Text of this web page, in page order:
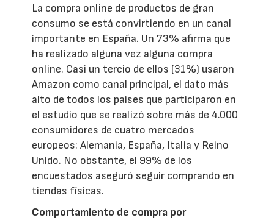
La compra online de productos de gran
consumo se está convirtiendo en un canal
importante en España. Un 73% afirma que
ha realizado alguna vez alguna compra
online. Casi un tercio de ellos (31%) usaron
Amazon como canal principal, el dato más
alto de todos los países que participaron en
el estudio que se realizó sobre más de 4.000
consumidores de cuatro mercados
europeos: Alemania, España, Italia y Reino
Unido. No obstante, el 99% de los
encuestados aseguró seguir comprando en
tiendas físicas.
Comportamiento de compra por